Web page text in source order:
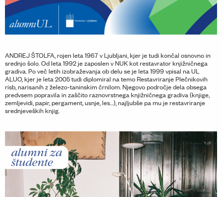
ANDREJ ŠTOLFA, rojen leta 1967 v Ljubljani, kjer je tudi končal osnovno in
srednjo šolo. Od leta 1992 je zaposlen v NUK kot restavrator knjižničnega
gradiva. Po več letih izobraževanja ob delu se je leta 1999 vpisal na UL
ALUO, kjer je leta 2005 tudi diplomiral na temo Restavriranje Plečnikovih
risb, narisanih z železo-taninskim črnilom. Njegovo področje dela obsega
predvsem popravila in zaščito raznovrstnega knjižničnega gradiva (knjige,
zemljevidi, papir, pergament, usnje, les…), najljubše pa mu je restavriranje
srednjeveških knjig.